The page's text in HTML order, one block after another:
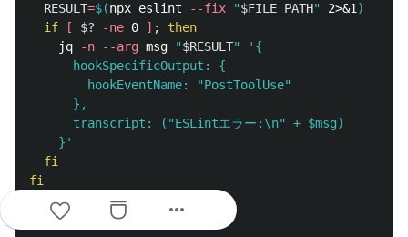
RESULT=$(npx eslint --fix "$FILE_PATH" 2>&1 )
if
[ $? -ne 0 ] ;
then
jq
-n --arg msg "$RESULT"
'{
      hookSpecificOutput: {
        hookEventName: "PostToolUse"
      },
      transcript: ("ESLintエラー:\n" + $msg)
    }'
fi
fi
exit more_horiz